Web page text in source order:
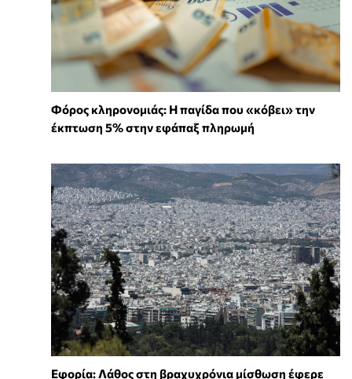
Φόρος κληρονομιάς: Η παγίδα που «κόβει» την
έκπτωση 5% στην εφάπαξ πληρωμή
Εφορία: Λάθος στη βραχυχρόνια μίσθωση έφερε